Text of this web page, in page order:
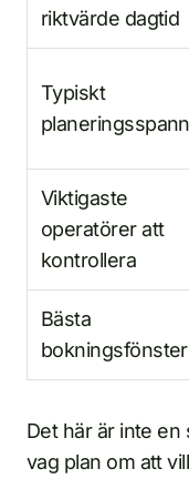
riktvärde dagtid
Typiskt
planeringsspann
Viktigaste
operatörer att
kontrollera
Bästa
bokningsfönster
Det här är inte en
vag plan om att